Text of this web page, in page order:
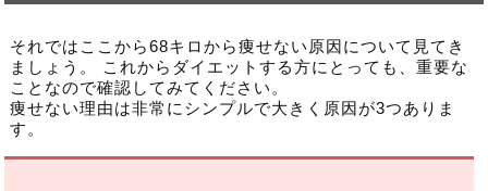
それではここから68キロから痩せない原因について見てき
ましょう。 これからダイエットする方にとっても、重要な
ことなので確認してみてください。
痩せない理由は非常にシンプルで大きく原因が3つありま
す。